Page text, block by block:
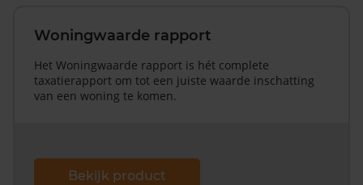
Woningwaarde rapport
Het Woningwaarde rapport is hét complete
taxatierapport om tot een juiste waarde inschatting
van een woning te komen.
Bekijk product